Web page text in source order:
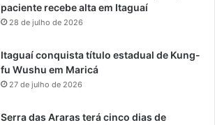
paciente recebe alta em Itaguaí
28 de julho de 2026
Itaguaí conquista título estadual de Kung-
fu Wushu em Maricá
27 de julho de 2026
Serra das Araras terá cinco dias de